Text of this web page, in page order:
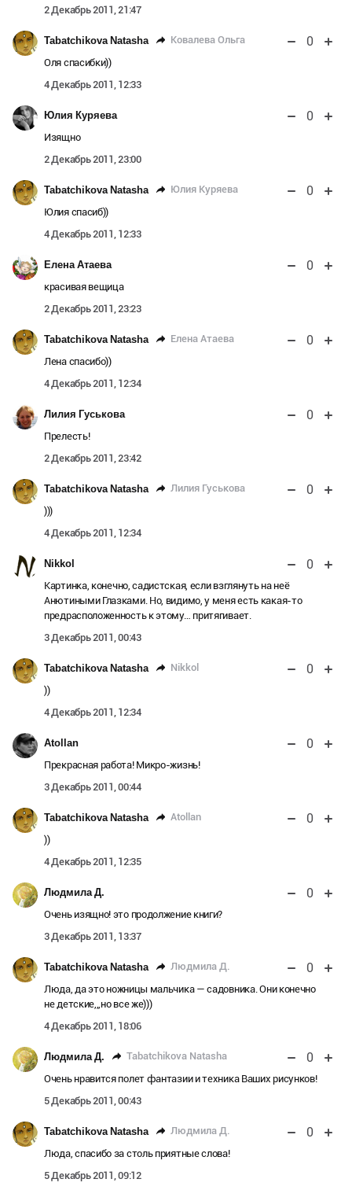
2 Декабрь 2011, 21:47
Tabatchikova Natasha Ковалева Ольга 0
Оля спасибки))
4 Декабрь 2011, 12:33
Юлия Куряева 0
Изящно
2 Декабрь 2011, 23:00
Tabatchikova Natasha Юлия Куряева 0
Юлия спасиб))
4 Декабрь 2011, 12:33
Елена Атаева 0
красивая вещица
2 Декабрь 2011, 23:23
Tabatchikova Natasha Елена Атаева 0
Лена спасибо))
4 Декабрь 2011, 12:34
Лилия Гуськова 0
Прелесть!
2 Декабрь 2011, 23:42
Tabatchikova Natasha Лилия Гуськова 0
)))
4 Декабрь 2011, 12:34
Nikkol 0
Картинка, конечно, садистская, если взглянуть на неё
Анютиными Глазками. Но, видимо, у меня есть какая-то
предрасположенность к этому… притягивает.
3 Декабрь 2011, 00:43
Tabatchikova Natasha Nikkol 0
))
4 Декабрь 2011, 12:34
Atollan 0
Прекрасная работа! Микро-жизнь!
3 Декабрь 2011, 00:44
Tabatchikova Natasha Atollan 0
))
4 Декабрь 2011, 12:35
Людмила Д. 0
Очень изящно! это продолжение книги?
3 Декабрь 2011, 13:37
Tabatchikova Natasha Людмила Д. 0
Люда, да это ножницы мальчика — садовника. Они конечно
не детские,,,но все же)))
4 Декабрь 2011, 18:06
Людмила Д. Tabatchikova Natasha 0
Очень нравится полет фантазии и техника Ваших рисунков!
5 Декабрь 2011, 00:43
Tabatchikova Natasha Людмила Д. 0
Люда, спасибо за столь приятные слова!
5 Декабрь 2011, 09:12